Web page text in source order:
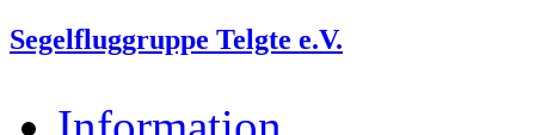
Segelfluggruppe Telgte e.V.